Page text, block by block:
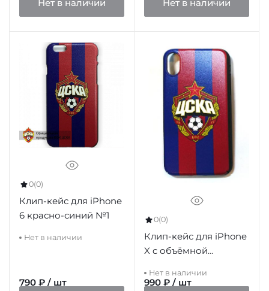
Нет в наличии Нет в наличии
0(0)
Клип-кейс для iPhone
6 красно-синий №1
Нет в наличии
790 ₽ / шт
0(0)
Клип-кейс для iPhone
X c объёмной
цвет красно-синий
Нет в наличии
990 ₽ / шт